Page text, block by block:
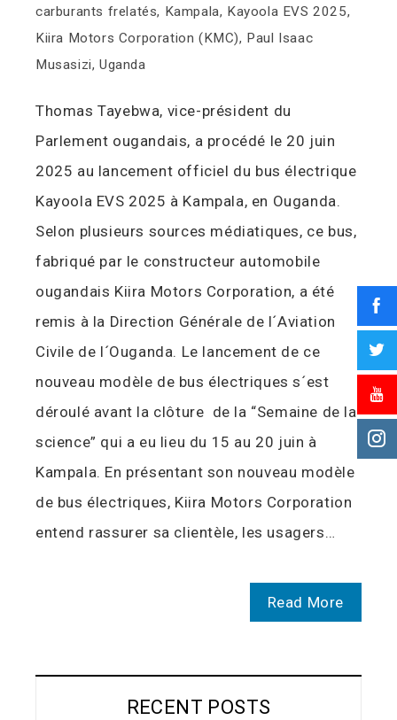
carburants frelatés, Kampala, Kayoola EVS 2025,
Kiira Motors Corporation (KMC), Paul Isaac
Musasizi,Uganda
Thomas Tayebwa, vice-président du
Parlement ougandais, a procédé le 20 juin
2025 au lancement officiel du bus électrique
Kayoola EVS 2025 à Kampala, en Ouganda.
Selon plusieurs sources médiatiques, ce bus,
fabriqué par le constructeur automobile
ougandais Kiira Motors Corporation, a été
remis à la Direction Générale de l´Aviation
Civile de l´Ouganda. Le lancement de ce
nouveau modèle de bus électriques s´est
déroulé avant la clôture de la “Semaine de la
science” qui a eu lieu du 15 au 20 juin à
Kampala. En présentant son nouveau modèle
de bus électriques, Kiira Motors Corporation
entend rassurer sa clientèle, les usagers…
Read More
RECENT POSTS